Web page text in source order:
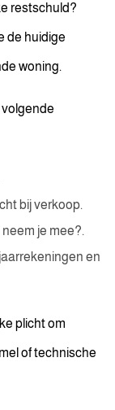
restschuld?
de huidige
woning.
bij verkoop.
je mee?.
en
plicht om
of technische